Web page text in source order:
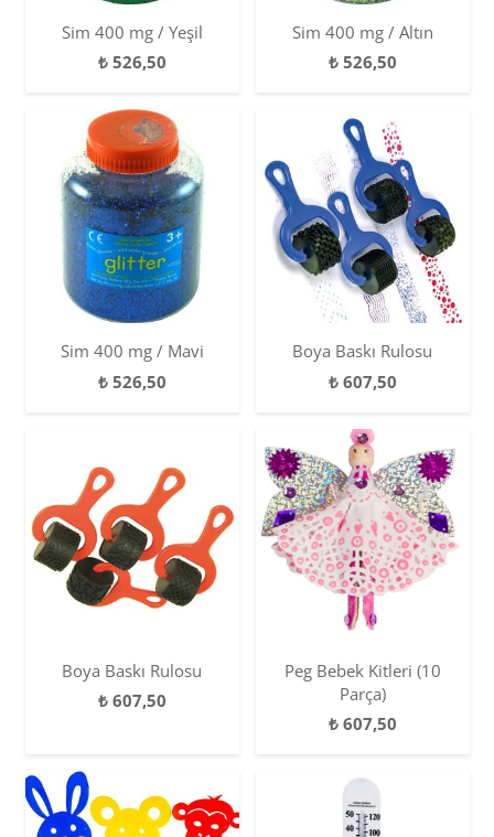
Sim 400 mg / Yeşil
₺526,50
Sim 400 mg / Altın
₺526,50
Sim 400 mg / Mavi
₺526,50
Boya Baskı Rulosu
₺607,50
Boya Baskı Rulosu
₺607,50
Peg Bebek Kitleri (10
Parça)
₺607,50